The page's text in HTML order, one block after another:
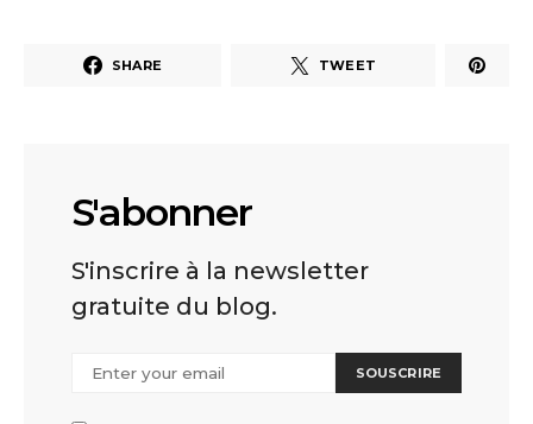
SHARE TWEET
S'abonner
S'inscrire à la newsletter
gratuite du blog.
SOUSCRIRE